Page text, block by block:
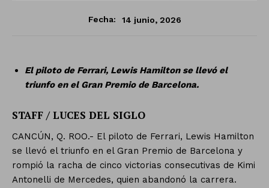
Fecha: 14 junio, 2026
El piloto de Ferrari, Lewis Hamilton se llevó el
triunfo en el Gran Premio de Barcelona.
STAFF / LUCES DEL SIGLO
CANCÚN, Q. ROO.- El piloto de Ferrari, Lewis Hamilton
se llevó el triunfo en el Gran Premio de Barcelona y
rompió la racha de cinco victorias consecutivas de Kimi
Antonelli de Mercedes, quien abandonó la carrera.